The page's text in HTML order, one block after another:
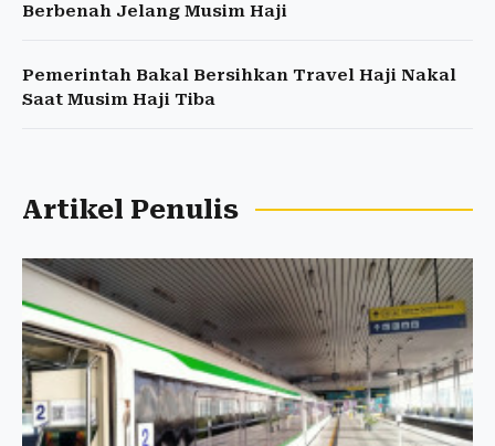
Berbenah Jelang Musim Haji
Pemerintah Bakal Bersihkan Travel Haji Nakal
Saat Musim Haji Tiba
Artikel Penulis